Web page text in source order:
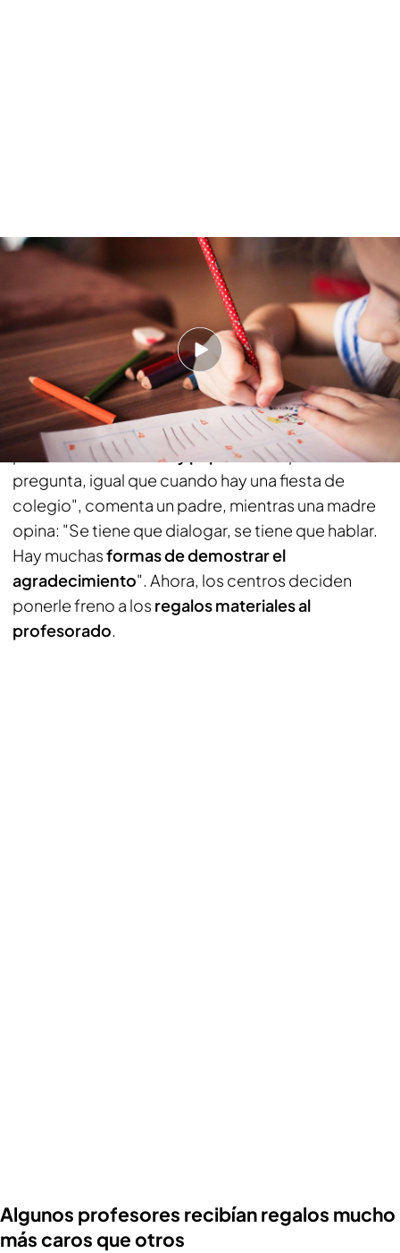
Fin de curso: el mejor regalo para los profesores "es el cariño"
PUEDE INTERESARTE
Las aulas que menos pantallas utilizan van medio
curso por delante
En cuanto surgen las dudas en lasfamilias, se
prefiere concretar el tema a la salida del colegio o
por el
chat de mamás y papás. "Siempre se
pregunta, igual que cuando hay una fiesta de
colegio", comenta un padre, mientras una madre
opina: "Se tiene que dialogar, se tiene que hablar.
Hay muchasformas de demostrar el
agradecimiento". Ahora, los centros deciden
ponerle freno a los regalos materiales al
profesorado.
Algunos profesores recibían regalos mucho
más caros que otros